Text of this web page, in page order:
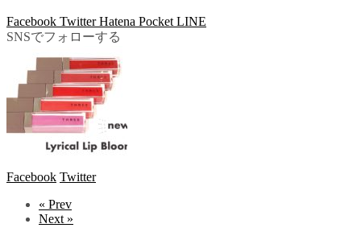
Facebook TwitterHatena Pocket LINE
SNSでフォローする
Facebook Twitter
« Prev
Next »